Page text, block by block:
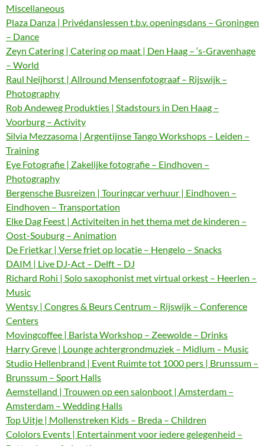
Miscellaneous
Plaza Danza | Privédanslessen t.b.v. openingsdans – Groningen
– Dance
Zeyn Catering | Catering op maat | Den Haag – ‘s-Gravenhage
– World
Raul Neijhorst | Allround Mensenfotograaf – Rijswijk –
Photography
Rob Andeweg Produkties | Stadstours in Den Haag –
Voorburg – Activity
Silvia Mezzasoma | Argentijnse Tango Workshops – Leiden –
Training
Eye Fotografie | Zakelijke fotografie – Eindhoven –
Photography
Bergensche Busreizen | Touringcar verhuur | Eindhoven –
Eindhoven – Transportation
Elke Dag Feest | Activiteiten in het thema met de kinderen –
Oost-Souburg – Animation
De Frietkar | Verse friet op locatie – Hengelo – Snacks
DAIM | Live DJ-Act – Delft – DJ
Richard Rohi | Solo saxophonist met virtual orkest – Heerlen –
Music
Wentsy | Congres & Beurs Centrum – Rijswijk – Conference
Centers
Movingcoffee | Barista Workshop – Zeewolde – Drinks
Harry Greve | Lounge achtergrondmuziek – Midlum – Music
Studio Hellenbrand | Event Ruimte tot 1000 pers | Brunssum –
Brunssum – Sport Halls
Aemstelland | Trouwen op een salonboot | Amsterdam –
Amsterdam – Wedding Halls
Top Uitje | Mollenstreken Kids – Breda – Children
Cololors Events | Entertainment voor iedere gelegenheid –